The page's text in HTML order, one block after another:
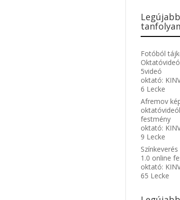
Legújabb
Fotóból
5videó
oktató:
6 Lecke
Afremov
festmény
oktató:
9 Lecke
1.0 online
oktató:
65 Lecke